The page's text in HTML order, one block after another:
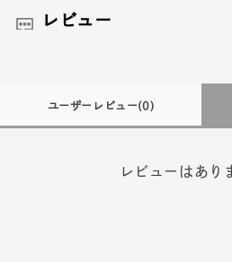
レビュー
ユーザーレビュー(0)
レビューはあり